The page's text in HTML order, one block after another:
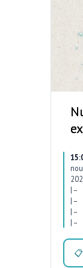
| –
| –
| –
| –